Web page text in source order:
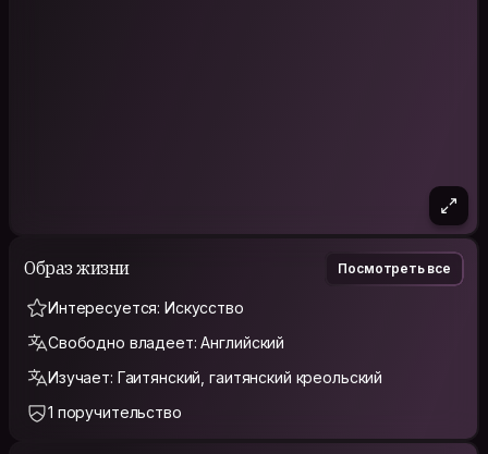
Образ жизни Посмотреть все
Интересуется: Искусство
Свободно владеет: Английский
Изучает: Гаитянский, гаитянский креольский
1 поручительство